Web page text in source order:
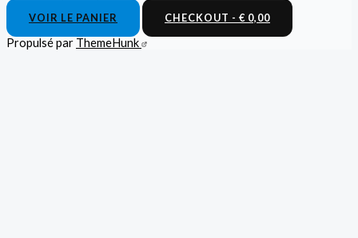
VOIR LE PANIER CHECKOUT - € 0,00
Propulsé par ThemeHunk